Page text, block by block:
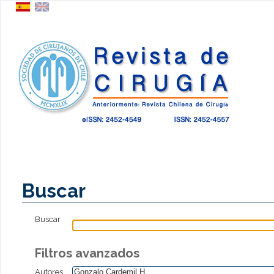
Buscar
Buscar
Filtros avanzados
Autores